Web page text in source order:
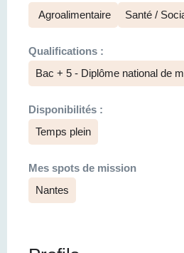
Agroalimentaire
Santé /
Qualifications :
Bac + 5 - Diplôme national de
Disponibilités :
Temps plein
Mes spots de mission
Nantes